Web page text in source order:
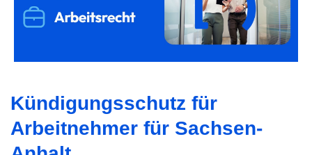
Kündigungsschutz für
Arbeitnehmer für Sachsen-